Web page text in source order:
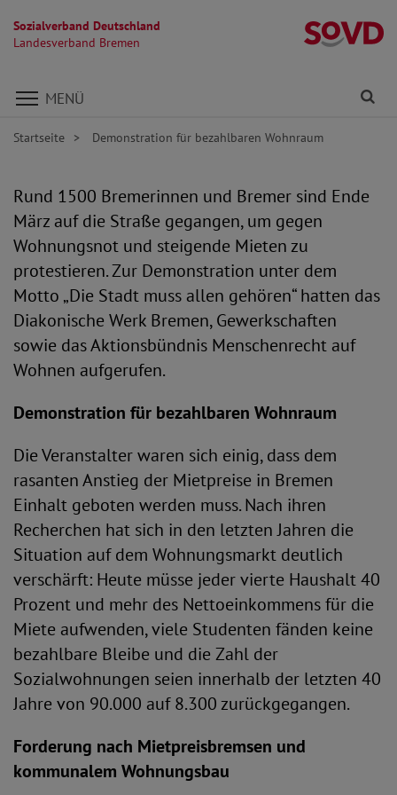
Sozialverband Deutschland
Landesverband Bremen
Direkt zu den Inhalten springen
MENÜ
Startseite Demonstration für bezahlbaren Wohnraum
Rund 1500 Bremerinnen und Bremer sind Ende
März auf die Straße gegangen, um gegen
Wohnungsnot und steigende Mieten zu
protestieren. Zur Demonstration unter dem
Motto „Die Stadt muss allen gehören“ hatten das
Diakonische Werk Bremen, Gewerkschaften
sowie das Aktionsbündnis Menschenrecht auf
Wohnen aufgerufen.
Demonstration für bezahlbaren Wohnraum
Die Veranstalter waren sich einig, dass dem
rasanten Anstieg der Mietpreise in Bremen
Einhalt geboten werden muss. Nach ihren
Recherchen hat sich in den letzten Jahren die
Situation auf dem Wohnungsmarkt deutlich
verschärft: Heute müsse jeder vierte Haushalt 40
Prozent und mehr des Nettoeinkommens für die
Miete aufwenden, viele Studenten fänden keine
bezahlbare Bleibe und die Zahl der
Sozialwohnungen seien innerhalb der letzten 40
Jahre von 90.000 auf 8.300 zurückgegangen.
Forderung nach Mietpreisbremsen und
kommunalem Wohnungsbau